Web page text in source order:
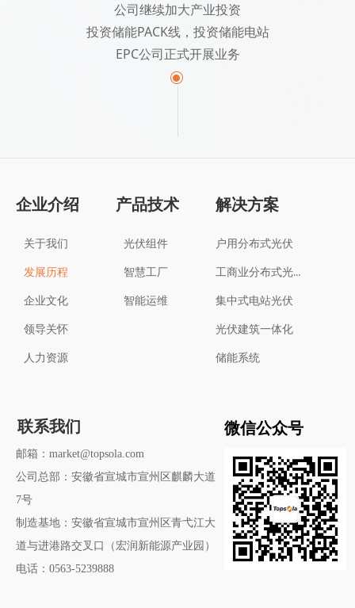
ꀉ
公司继续加大产业投资
投资储能PACK线，投资储能电站
EPC公司正式开展业务
企业介绍
关于我们
发展历程
企业文化
领导关怀
人力资源
产品技术
光伏组件
智慧工厂
智能运维
解决方案
户用分布式光伏
工商业分布式光伏
集中式电站光伏
光伏建筑一体化
储能系统
联系我们
邮箱：market@topsola.com
公司总部：安徽省宣城市宣州区麒麟大道
7号
制造基地：安徽省宣城市宣州区青弋江大
道与进港路交叉口（宏润新能源产业园）
电话：0563-5239888
微信公众号